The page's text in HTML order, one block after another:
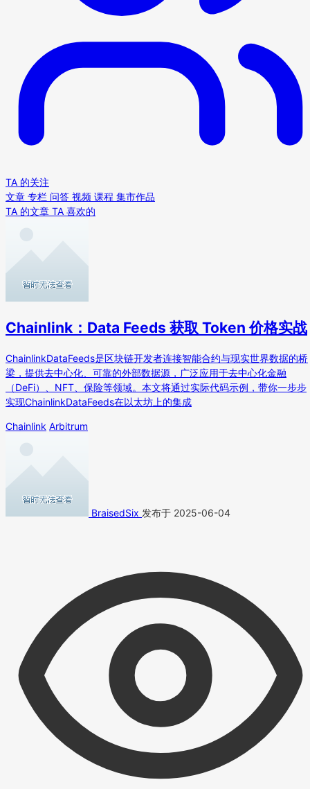
TA 的关注
文章 专栏 问答 视频 课程 集市作品
TA 的文章 TA 喜欢的
Chainlink：Data Feeds 获取 Token 价格实战
ChainlinkDataFeeds是区块链开发者连接智能合约与现实世界数据的桥
梁，提供去中心化、可靠的外部数据源，广泛应用于去中心化金融
（DeFi）、NFT、保险等领域。本文将通过实际代码示例，带你一步步
实现ChainlinkDataFeeds在以太坊上的集成
Chainlink Arbitrum
BraisedSix 发布于 2025-06-04